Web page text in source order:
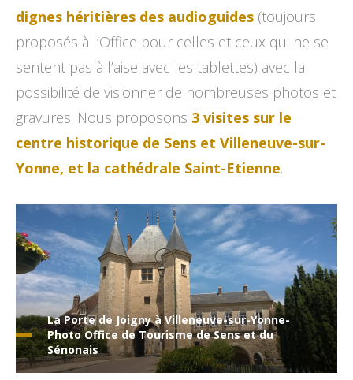
dignes héritières des audioguides (toujours
proposés à l’Office pour celles et ceux qui ne se
sentent pas à l’aise avec les tablettes) avec la
possibilité de visionner de nombreuses photos et
gravures. Nous proposons 3 visites sur le
centre historique de Sens et Villeneuve-sur-
Yonne, et la cathédrale Saint-Etienne.
La Porte de Joigny à Villeneuve-sur-Yonne-
Photo Office de Tourisme de Sens et du
Sénonais